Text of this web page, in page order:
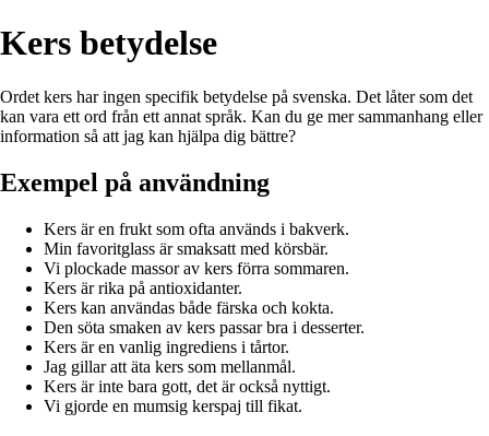
Kers betydelse
Ordet kers har ingen specifik betydelse på svenska. Det låter som det
kan vara ett ord från ett annat språk. Kan du ge mer sammanhang eller
information så att jag kan hjälpa dig bättre?
Exempel på användning
Kers är en frukt som ofta används i bakverk.
Min favoritglass är smaksatt med körsbär.
Vi plockade massor av kers förra sommaren.
Kers är rika på antioxidanter.
Kers kan användas både färska och kokta.
Den söta smaken av kers passar bra i desserter.
Kers är en vanlig ingrediens i tårtor.
Jag gillar att äta kers som mellanmål.
Kers är inte bara gott, det är också nyttigt.
Vi gjorde en mumsig kerspaj till fikat.